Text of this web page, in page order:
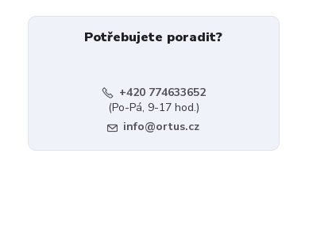
Potřebujete poradit?
+420 774633652
(Po-Pá, 9-17 hod.)
info@ortus.cz